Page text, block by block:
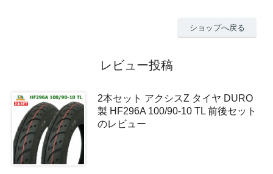
ショップへ戻る
レビュー投稿
2本セット アクシスZ タイヤ DURO
製 HF296A 100/90-10 TL 前後セット
のレビュー